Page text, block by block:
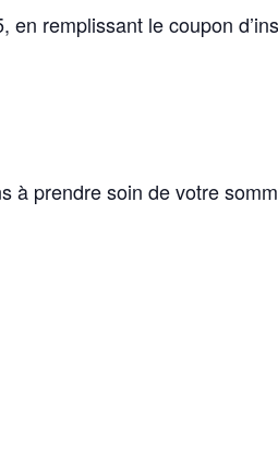
en remplissant le coupon
à prendre soin de votre